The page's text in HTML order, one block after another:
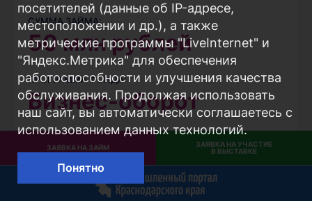
ЗАЯВКА НА ЗАЙМ
ЗАЯВКА НА УЧАСТИЕ
В ВЫСТАВКЕ
СУММА ЗАЙМА:
50млн рублей
ПРОГРАММА ФОНДА:
Бизнес-оборот
Проект профинансирован
посетителей (данные об IP-адресе,
местоположении и др.), а также
метрические программы "LiveInternet" и
"Яндекс.Метрика" для обеспечения
работоспособности и улучшения качества
обслуживания. Продолжая использовать
наш сайт, вы автоматически соглашаетесь с
использованием данных технологий.
Понятно